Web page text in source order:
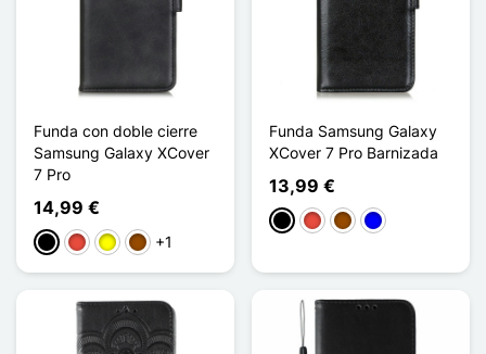
Funda con doble cierre
Samsung Galaxy XCover
7 Pro
14,99 €
NegroRojoAmarilloMarrón
+1
Funda Samsung Galaxy
XCover 7 Pro Barnizada
13,99 €
NegroRojoMarrón
Azul